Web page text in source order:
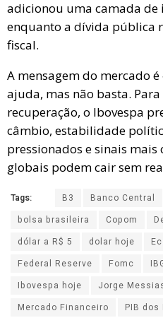
adicionou uma camada de
enquanto a dívida pública
fiscal.
A mensagem do mercado
ajuda, mas não basta.
recuperação, o Ibovespa
câmbio, estabilidade
pressionados e sinais mais
globais podem cair sem
Tags: B3 Banco Central
bolsa brasileira
Copom
dólar a R$ 5
dolar hoje
Federal Reserve
Fomc
Ibovespa hoje
Jorge
Mercado Financeiro
PIB dos